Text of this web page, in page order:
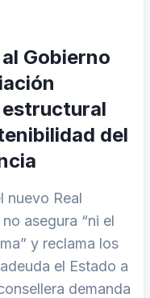
Gobierno
del
nuevo Real
asegura “ni el
y reclama los
el Estado a
demanda